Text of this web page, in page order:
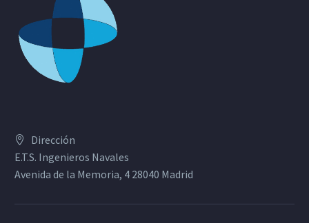
Dirección
E.T.S. Ingenieros Navales
Avenida de la Memoria, 4 28040 Madrid